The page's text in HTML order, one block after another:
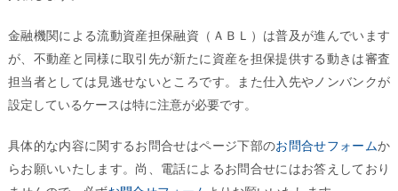
金融機関による流動資産担保融資（ＡＢＬ）は普及が進んでいます
が、不動産と同様に取引先が新たに資産を担保提供する動きは審査
担当者としては見逃せないところです。また仕入先やノンバンクが
設定しているケースは特に注意が必要です。
具体的な内容に関するお問合せはページ下部のお問合せフォームか
らお願いいたします。尚、電話によるお問合せにはお答えしており